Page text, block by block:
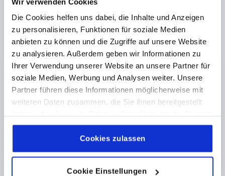
Die Cookies helfen uns dabei, die Inhalte und Anzeigen
zu personalisieren, Funktionen für soziale Medien
anbieten zu können und die Zugriffe auf unsere Website
zu analysieren. Außerdem geben wir Informationen zu
Ihrer Verwendung unserer Website an unsere Partner für
soziale Medien, Werbung und Analysen weiter. Unsere
Partner führen diese Informationen möglicherweise mit
weiteren Daten zusammen, die Sie ihnen bereitgestellt
gesammelt haben.Cookie Richtlinien
Datenschutz|AGB
Cookies zulassen
Cookie Einstellungen
zzgl. MwSt.
K1899
SCHARNIER 63X50, BEFESTIGUNGSSCHRAUBEN, ZINK
VERCHROMT, KOMP:EDELSTAHL
BREITE=50 LÄNGE=63
BOHRUNGSABSTAND LINKS=15
BOHRUNGSABSTAND RECHTS=28